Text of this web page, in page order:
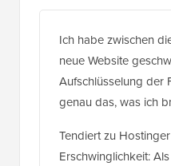
Ich habe zwischen
neue Website
Aufschlüsselung der
genau das, was ich
Tendiert zu
Erschwinglichkeit: